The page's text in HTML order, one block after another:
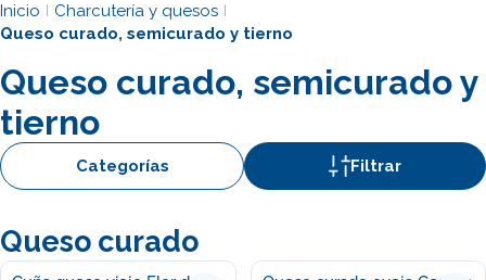
Inicio Charcutería y quesos
Queso curado, semicurado y tierno
Queso curado, semicurado y
tierno
Categorías Filtrar
Queso curado